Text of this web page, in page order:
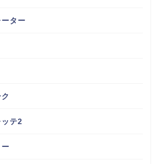
ター
テ2